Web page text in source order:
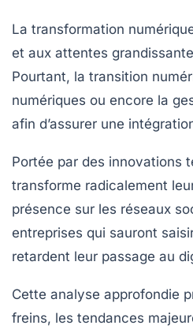
La transformation
et aux attentes
Pourtant, la transition
numériques ou encore la
afin d’assurer une
Portée par des innovations
transforme radicalement
présence sur les réseaux
entreprises qui sauront
retardent leur passage au
Cette analyse approfondie
freins, les tendances